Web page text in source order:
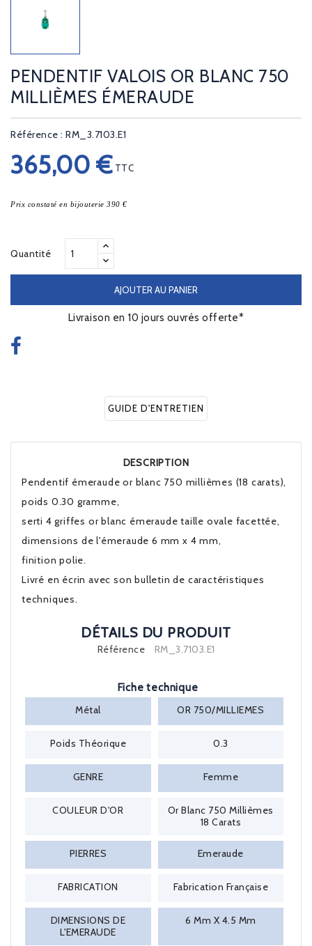
PENDENTIF VALOIS OR BLANC 750
MILLIÈMES ÉMERAUDE
Référence : RM_3.7103.E1
365,00 € TTC
Prix constaté en bijouterie 390 €
Quantité
AJOUTER AU PANIER
Livraison en 10 jours ouvrés offerte*
GUIDE D'ENTRETIEN
DESCRIPTION
Pendentif émeraude or blanc 750 millièmes (18 carats),
poids 0.30 gramme,
serti 4 griffes or blanc émeraude taille ovale facettée,
dimensions de l'émeraude 6 mm x 4 mm,
finition polie.
Livré en écrin avec son bulletin de caractéristiques
techniques.
DÉTAILS DU PRODUIT
Référence RM_3.7103.E1
Fiche technique
Métal
OR 750/MILLIEMES
Poids Théorique 0.3
GENRE Femme
COULEUR D'OR
Or Blanc 750 Millièmes
18 Carats
PIERRES Emeraude
FABRICATION Fabrication Française
DIMENSIONS DE
L'EMERAUDE
6 Mm X 4.5 Mm